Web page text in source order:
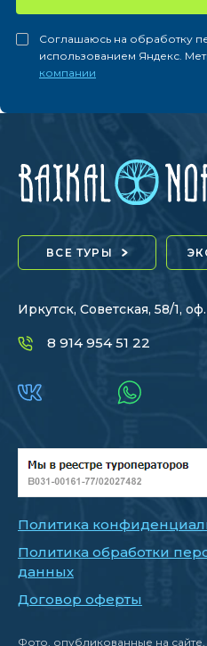
Соглашаюсь на обработку
использованием Яндекс.
компании
ВСЕ ТУРЫ
Иркутск, Советская, 58/1,
8 914 954 51 22
Политика
Политика обработки
данных
Договор оферты
Фото, опубликованные на